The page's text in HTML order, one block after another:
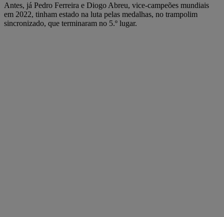
Antes, já Pedro Ferreira e Diogo Abreu, vice-campeões mundiais
em 2022, tinham estado na luta pelas medalhas, no trampolim
sincronizado, que terminaram no 5.º lugar.